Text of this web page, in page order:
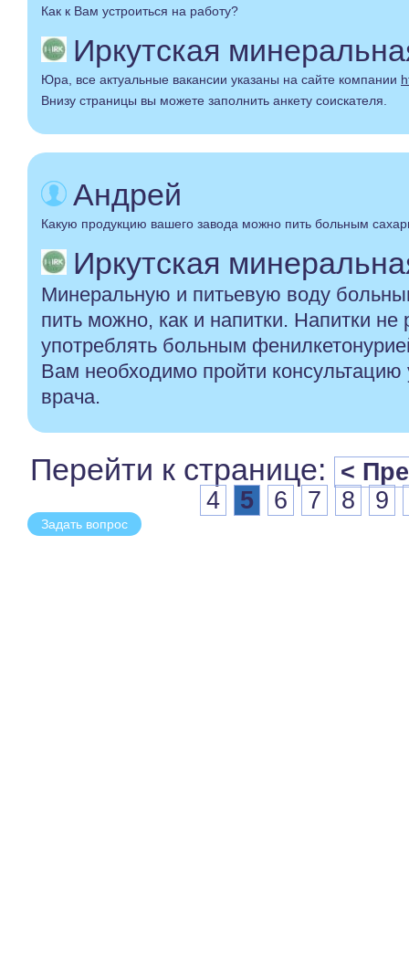
Как к Вам устроиться на работу?
Иркутская
Юра, все актуальные вакансии указаны на сайте компании
Внизу страницы вы можете заполнить анкету соискателя.
Андрей
Какую продукцию вашего завода можно пить больным
Иркутская
Минеральную и питьевую воду
пить можно, как и напитки. Напитки не
употреблять больным
Вам необходимо пройти консультацию
врача.
Перейти к странице:
<
4
5 6 7 8 9
Задать вопрос